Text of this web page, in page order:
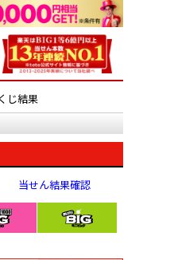
じ結果
当せん結果確認